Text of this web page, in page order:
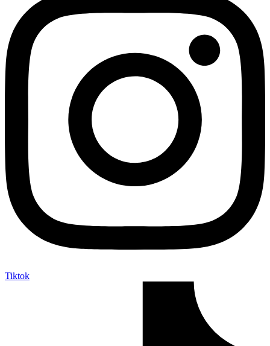
Tiktok